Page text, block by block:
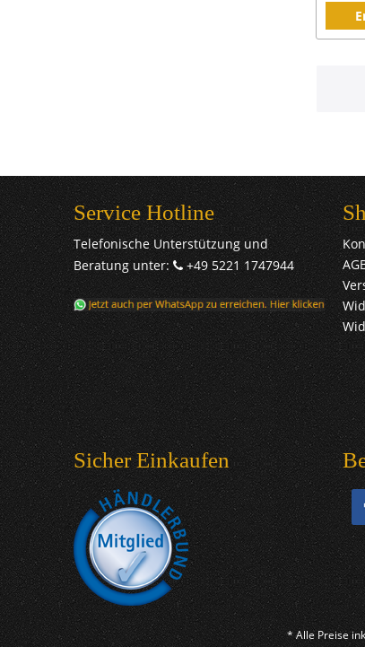
Service Hotline
Telefonische Unterstützung und
Beratung unter:
+49 5221 1747944
Sicher Einkaufen
* Alle Preise